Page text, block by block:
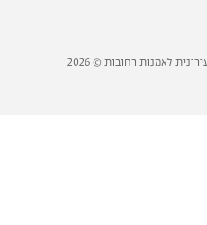
רחובות © 2026